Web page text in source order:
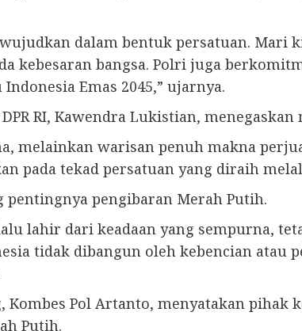
dalam bentuk persatuan. Mari
kebesaran bangsa. Polri juga
Emas 2045,” ujarnya.
RI, Kawendra Lukistian,
melainkan warisan penuh makna
pada tekad persatuan yang diraih
pengibaran Merah Putih.
lahir dari keadaan yang sempurna,
tidak dibangun oleh kebencian atau
Kombes Pol Artanto, menyatakan
Putih.